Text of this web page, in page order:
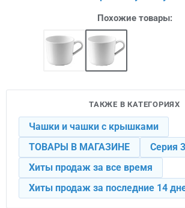
Похожие товары:
ТАКЖЕ В КАТЕГОРИЯХ
Чашки и чашки с крышками
ТОВАРЫ В МАГАЗИНЕ
Серия
Хиты продаж за все время
Хиты продаж за последние 14